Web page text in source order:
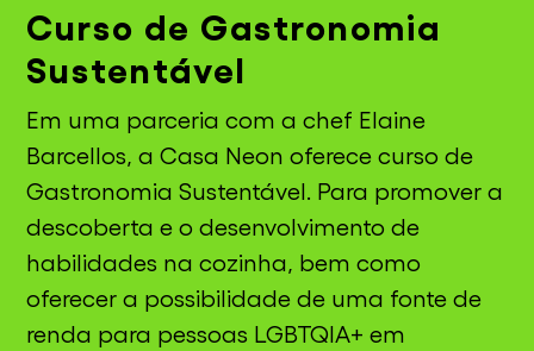
Curso de Gastronomia
Sustentável
Em uma parceria com a chef Elaine
Barcellos, a Casa Neon oferece curso de
Gastronomia Sustentável. Para promover a
descoberta e o desenvolvimento de
habilidades na cozinha, bem como
oferecer a possibilidade de uma fonte de
renda para pessoas LGBTQIA+ em